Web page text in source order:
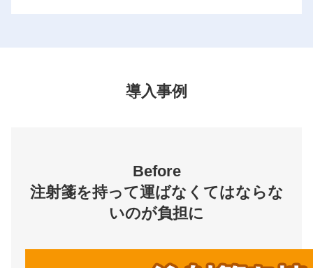
導入事例
Before
注射箋を持って運ばなくてはならな
いのが負担に